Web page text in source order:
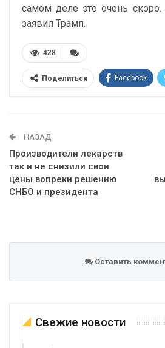
самом деле это очень
заявил Трамп.
428
Поделиться Facebook
НАЗАД
Производители лекарств
так и не снизили свои
цены вопреки решению
СНБО и президента
Оставить
Свежие новости